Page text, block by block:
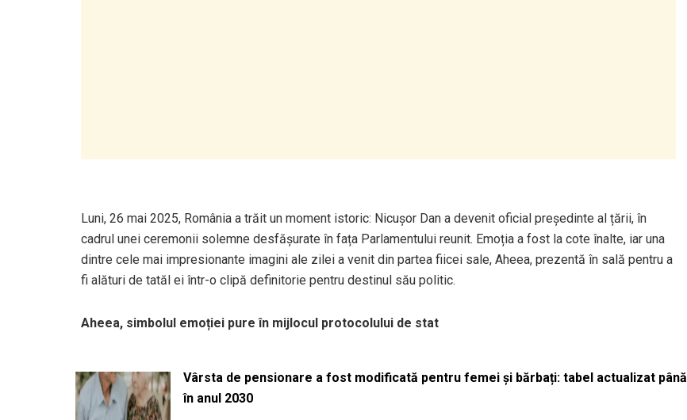
Luni, 26 mai 2025, România a trăit un moment istoric: Nicușor Dan a devenit oficial președinte al țării, în
cadrul unei ceremonii solemne desfășurate în fața Parlamentului reunit. Emoția a fost la cote înalte, iar una
dintre cele mai impresionante imagini ale zilei a venit din partea fiicei sale, Aheea, prezentă în sală pentru a
fi alături de tatăl ei într-o clipă definitorie pentru destinul său politic.
Aheea, simbolul emoției pure în mijlocul protocolului de stat
Vârsta de pensionare a fost modificată pentru femei și bărbați: tabel actualizat până
în anul 2030